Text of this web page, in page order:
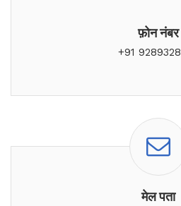
फ़ोन नंबर
+91
मेल पता